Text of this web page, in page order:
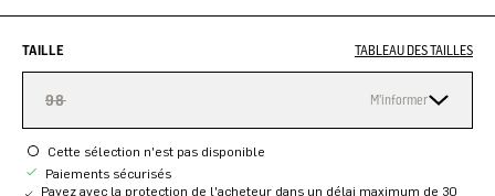
TAILLE TABLEAU DES TAILLES
98 M'informer
Cette sélection n'est pas disponible
Paiements sécurisés
Payez avec la protection de l'acheteur dans un délai maximum de 30